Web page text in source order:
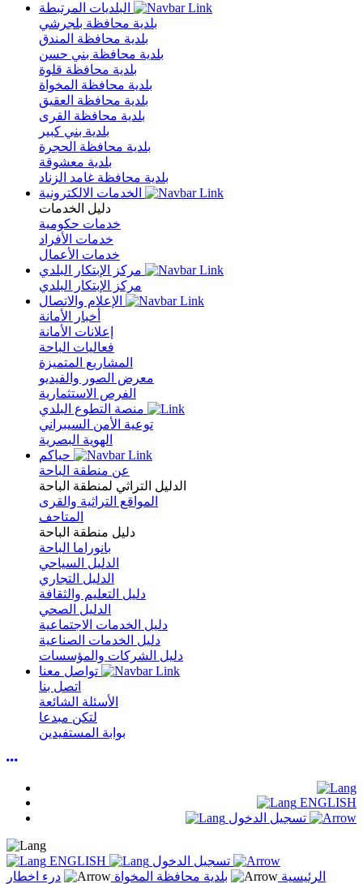
بلدية محافظة بلجرشي
بلدية محافظة المندق
بلدية محافظة بني حسن
بلدية محافظة قلوة
بلدية محافظة المخواة
بلدية محافظة العقيق
بلدية محافظة القرى
بلدية بني كبير
بلدية محافظة الحجرة
بلدية معشوقة
بلدية محافظة غامد الزناد
دليل الخدمات
خدمات حكومية
خدمات الأفراد
خدمات الأعمال
مركز الإبتكار البلدي
أخبار الأمانة
إعلانات الأمانة
فعاليات الباحة
المشاريع المتميزة
معرض الصور والفيديو
الفرص الاستثمارية
منصة التطوع البلدي
توعية الأمن السيبراني
الهوية البصرية
عن منطقة الباحة
الدليل التراثي لمنطقة الباحة
المواقع التراثية والقرى
المتاحف
دليل منطقة الباحة
بانوراما الباحة
الدليل السياحي
الدليل التجاري
دليل التعليم والثقافة
الدليل الصحي
دليل الخدمات الاجتماعية
دليل الخدمات الصناعية
دليل الشركات والمؤسسات
اتصل بنا
الأسئلة الشائعة
لتكن مبدعا
بوابة المستفيدين
ENGLISH
تسجيل الدخول
ENGLISH
تسجيل الدخول
الرئيسية
بلدية محافظة المخواة
درء اخطار